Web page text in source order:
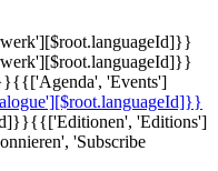
{{['Agenda', 'Events']
{{['Editionen', 'Editions']
'Subscribe